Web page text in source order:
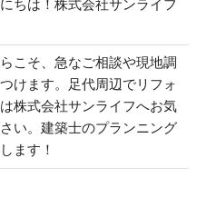
ちは！株式会社サンライフ
こそ、急なご相談や現地調
けます。足代周辺でリフォ
株式会社サンライフへお気
い。建築士のプランニング
ます！